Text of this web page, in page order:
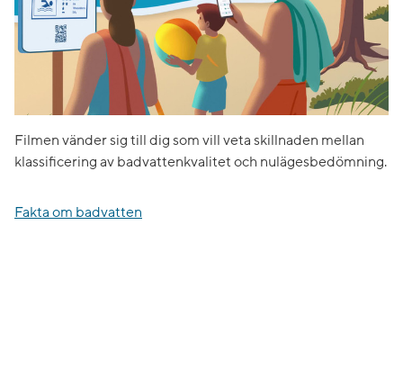
Filmen vänder sig till dig som vill veta skillnaden mellan
klassificering av badvattenkvalitet och nulägesbedömning.
Fakta om badvatten